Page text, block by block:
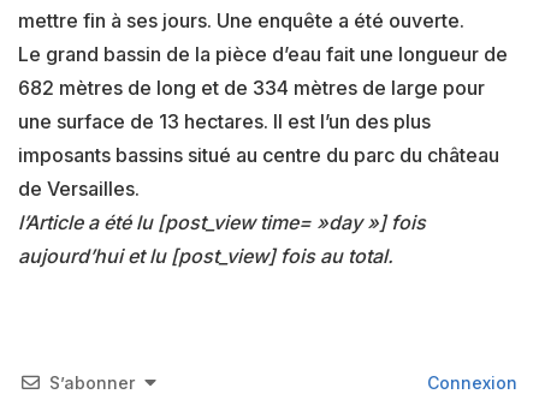
mettre fin à ses jours. Une enquête a été ouverte.
Le grand bassin de la pièce d’eau fait une longueur de
682 mètres de long et de 334 mètres de large pour
une surface de 13 hectares. Il est l’un des plus
imposants bassins situé au centre du parc du château
de Versailles.
l’Article a été lu [post_view time= »day »] fois
aujourd’hui et lu [post_view] fois au total.
S’abonner Connexion